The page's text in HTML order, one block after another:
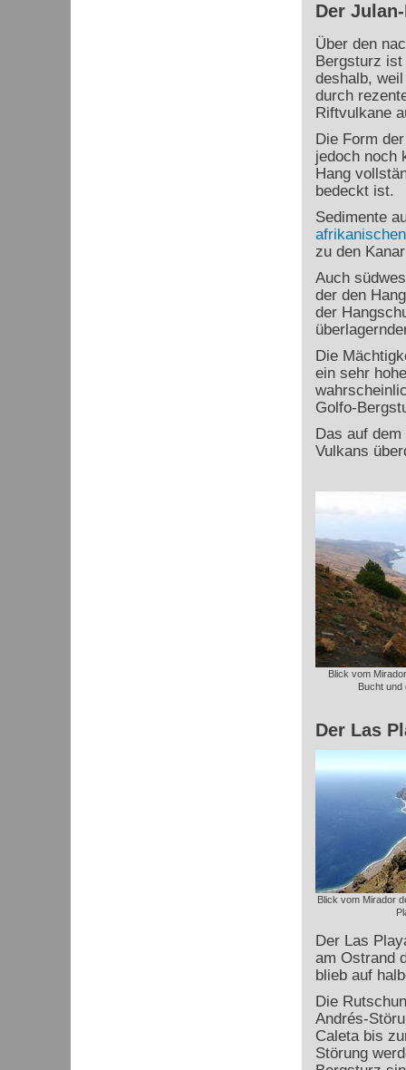
Der
Über den
Bergsturz ist
deshalb,
durch
Riftvulkane
Die Form
jedoch noch
Hang
bedeckt ist.
Sedimente
zu den
Auch
der den
der
Die
ein sehr
Golfo-
Das auf
Vulkans
Blick vom
Bucht und
Der Las
Blick vom Mirador
Der Las
am Ostrand
blieb auf
Die
Andrés-
Caleta bis
Störung